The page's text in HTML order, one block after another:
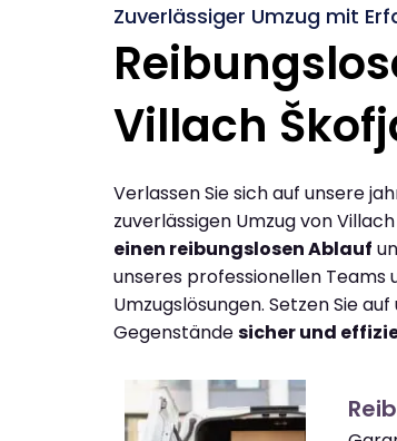
Zuverlässiger Umzug mit
Villach
Verlassen Sie sich auf unsere
zuverlässigen Umzug von
einen reibungslosen Ablauf
unseres professionellen
Umzugslösungen. Setzen Sie
Gegenständesicher und